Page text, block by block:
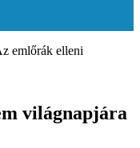
emlőrák elleni
világnapjára